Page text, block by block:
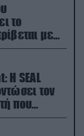
το
με
Η SEAL
τον
που
F-15